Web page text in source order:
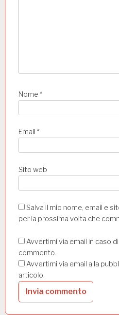
Nome *
Email *
Sito web
Salva il mio nome, email e
per la prossima volta che
Avvertimi via email in caso
commento.
Avvertimi via email alla
articolo.